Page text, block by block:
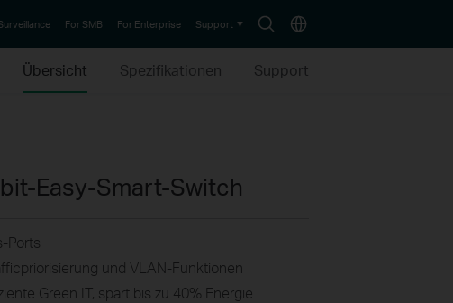
SearchChoose
For SMB For Enterprise Support
Übersicht Spezifikationen Support
Easy-Smart-Switch
Ports
und VLAN-Funktionen
Green IT, spart bis zu 40% Energie